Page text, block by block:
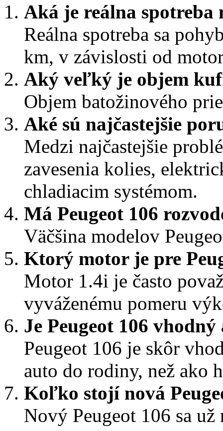
Aká je reálna spotreba
Reálna spotreba sa
km, v závislosti od
Aký veľký je objem
Objem batožinového
Aké sú najčastejšie
Medzi najčastejšie
zavesenia kolies,
chladiacim systémom.
Má Peugeot 106
Väčšina modelov
Ktorý motor je pre
Motor 1.4i je často
vyváženému pomeru
Je Peugeot 106
Peugeot 106 je skôr
auto do rodiny, než ako
Koľko stojí nová
Nový Peugeot 106 sa